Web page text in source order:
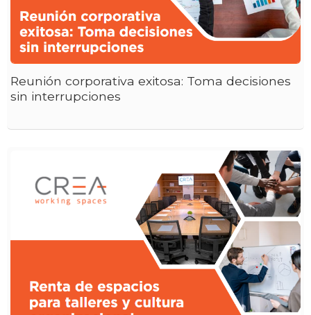
Reunión corporativa exitosa: Toma decisiones
sin interrupciones